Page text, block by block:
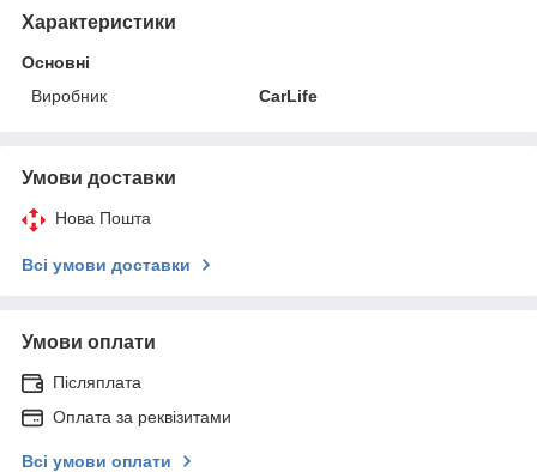
Характеристики
Основні
Виробник
CarLife
Умови доставки
Нова Пошта
Всі умови доставки
Умови оплати
Післяплата
Оплата за реквізитами
Всі умови оплати